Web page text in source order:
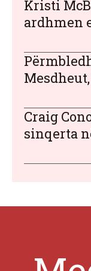
Kristi
ardhmen
Craig
sinqerta